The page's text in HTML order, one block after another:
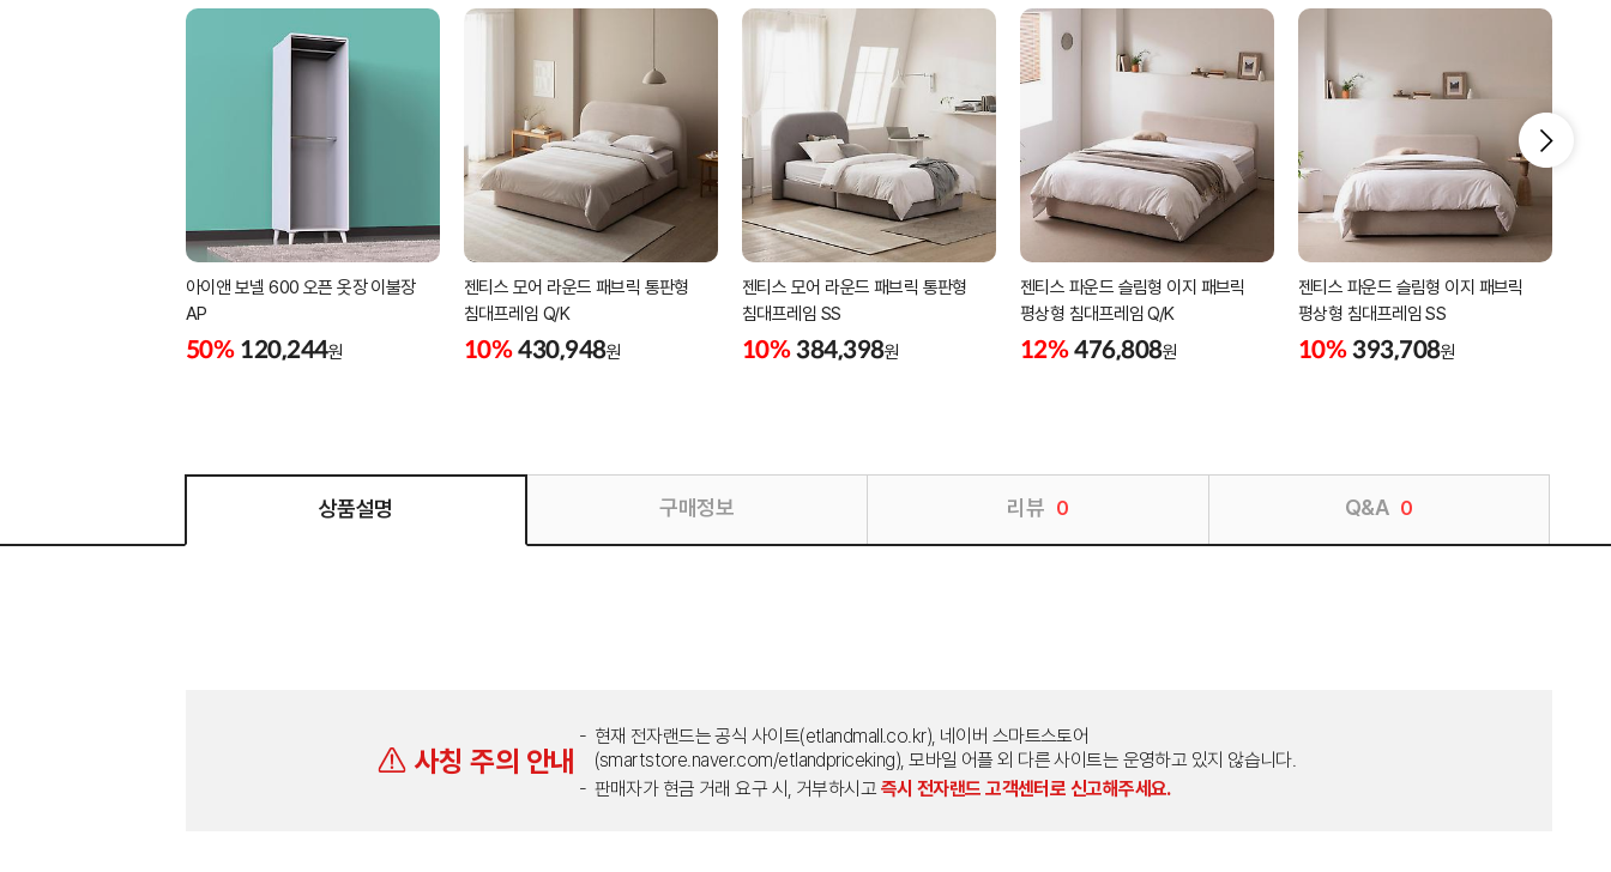
아이앤 보넬 600 오픈 옷장 이불장
AP
50% 120,244원
젠티스 모어 라운드 패브릭 통판형
침대프레임 Q/K
10% 430,948원
젠티스 모어 라운드 패브릭 통판형
침대프레임 SS
10% 384,398원
젠티스 파운드 슬림형 이지 패브릭
평상형 침대프레임 Q/K
12% 476,808원
젠티스 파운드 슬림형 이지 패브릭
평상형 침대프레임 SS
10% 393,708원
상품설명 구매정보 리뷰 0 Q&A 0
사칭 주의 안내
현재 전자랜드는 공식 사이트(etlandmall.co.kr), 네이버 스마트스토어
(smartstore.naver.com/etlandpriceking), 모바일 어플 외 다른 사이트는 운영하고 있지 않습니다.
판매자가 현금 거래 요구 시, 거부하시고 즉시 전자랜드 고객센터로 신고해주세요.